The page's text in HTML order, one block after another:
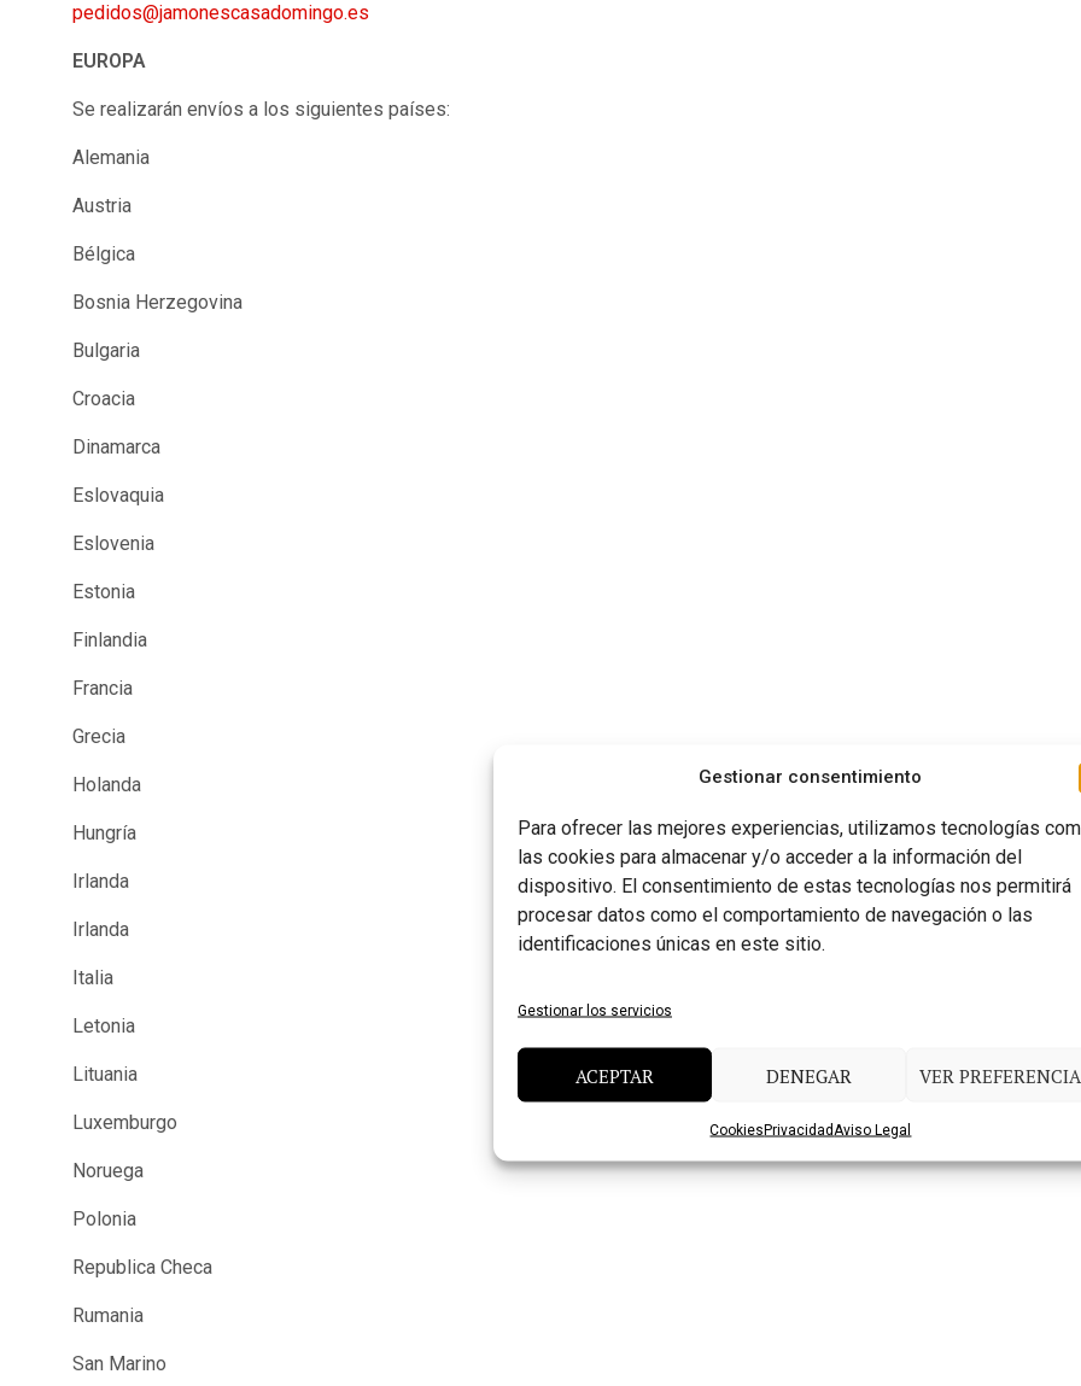
Gestionar consentimiento
Para ofrecer las mejores experiencias, utilizamos tecnologías
las cookies para almacenar y/o acceder a la información del
dispositivo. El consentimiento de estas tecnologías nos permitirá
procesar datos como el comportamiento de navegación o las
identificaciones únicas en este sitio.
Gestionar los servicios
ACEPTAR DENEGAR VER
CookiesPrivacidad Aviso Legal
pedidos@jamonescasadomingo.es
EUROPA
Se realizarán envíos a los siguientes países:
Alemania
Austria
Bélgica
Bosnia Herzegovina
Bulgaria
Croacia
Dinamarca
Eslovaquia
Eslovenia
Estonia
Finlandia
Francia
Grecia
Holanda
Hungría
Irlanda
Irlanda
Italia
Letonia
Lituania
Luxemburgo
Noruega
Polonia
Republica Checa
Rumania
San Marino